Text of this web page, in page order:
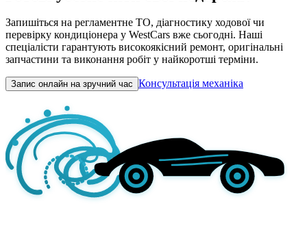
Запишіться на регламентне ТО, діагностику ходової чи
перевірку кондиціонера у WestCars вже сьогодні. Наші
спеціалісти гарантують високоякісний ремонт, оригінальні
запчастини та виконання робіт у найкоротші терміни.
Запис онлайн на зручний час Консультація механіка